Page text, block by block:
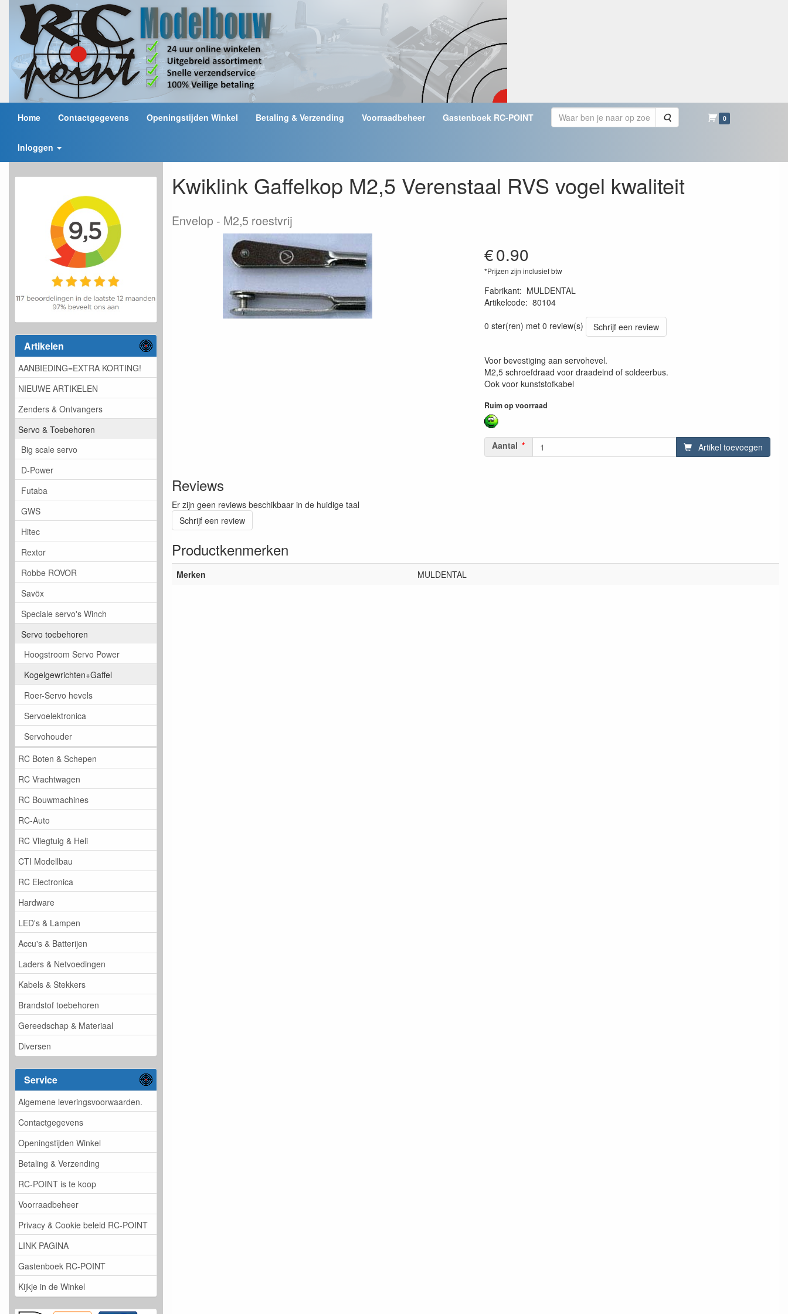
Home Contactgegevens Openingstijden Winkel Betaling & Verzending Voorraadbeheer Gastenboek RC-POINT Zoeken 0
Inloggen
Artikelen
AANBIEDING=EXTRA KORTING!
NIEUWE ARTIKELEN
Zenders & Ontvangers
Servo & Toebehoren
Big scale servo
D-Power
Futaba
GWS
Hitec
Rextor
Robbe ROVOR
Savöx
Speciale servo's Winch
Servo toebehoren
Hoogstroom Servo Power
Kogelgewrichten+Gaffel
Roer-Servo hevels
Servoelektronica
Servohouder
RC Boten & Schepen
RC Vrachtwagen
RC Bouwmachines
RC-Auto
RC Vliegtuig & Heli
CTI Modellbau
RC Electronica
Hardware
LED's & Lampen
Accu's & Batterijen
Laders & Netvoedingen
Kabels & Stekkers
Brandstof toebehoren
Gereedschap & Materiaal
Diversen
Service
Algemene leveringsvoorwaarden.
Contactgegevens
Openingstijden Winkel
Betaling & Verzending
RC-POINT is te koop
Voorraadbeheer
Privacy & Cookie beleid RC-POINT
LINK PAGINA
Gastenboek RC-POINT
Kijkje in de Winkel
Kwiklink Gaffelkop M2,5 Verenstaal RVS vogel kwaliteit
Envelop M2,5 roestvrij
€0.90
*Prijzen zijn inclusief btw
Fabrikant: MULDENTAL
Artikelcode: 80104
0 ster(ren) met 0 review(s)
Schrijf een review
Voor bevestiging aan servohevel.
M2,5 schroefdraad voor draadeind of soldeerbus.
Ook voor kunststofkabel
Ruim op voorraad
Aantal Artikel toevoegen
Reviews
Er zijn geen reviews beschikbaar in de huidige taal
Schrijf een review
Productkenmerken
Merken MULDENTAL